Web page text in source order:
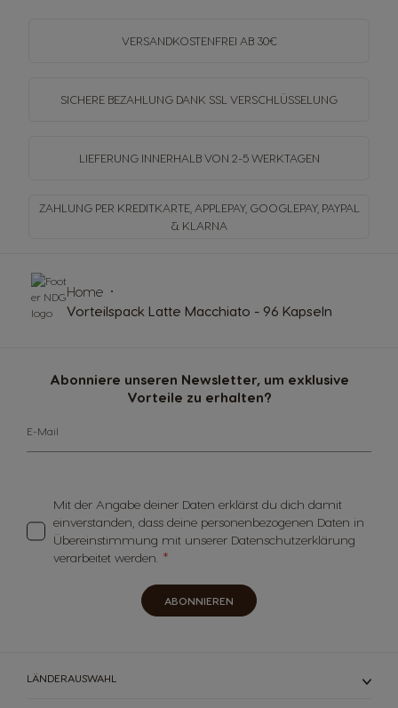
VERSANDKOSTENFREI AB 30€
SICHERE BEZAHLUNG DANK SSL VERSCHLÜSSELUNG
LIEFERUNG INNERHALB VON 2-5 WERKTAGEN
ZAHLUNG PER KREDITKARTE, APPLEPAY, GOOGLEPAY, PAYPAL
& KLARNA
Abonniere unseren Newsletter, um exklusive
Vorteile zu erhalten?
E-Mail
Mit der Angabe deiner Daten erklärst du dich damit
einverstanden, dass deine personenbezogenen Daten in
Übereinstimmung mit unserer Datenschutzerklärung
verarbeitet werden.
ABONNIEREN
Home
Vorteilspack Latte Macchiato - 96 Kapseln
LÄNDERAUSWAHL